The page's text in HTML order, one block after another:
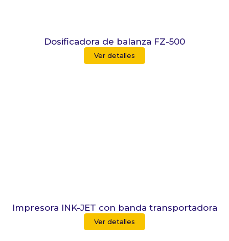
Dosificadora de balanza FZ-500
Ver detalles
Impresora INK-JET con banda transportadora
Ver detalles